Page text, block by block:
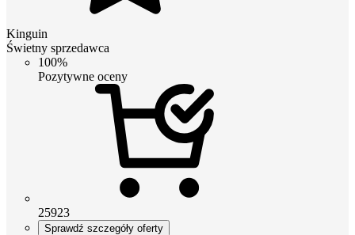
Kinguin
Świetny sprzedawca
100%
Pozytywne oceny
25923
Sprawdź szczegóły oferty